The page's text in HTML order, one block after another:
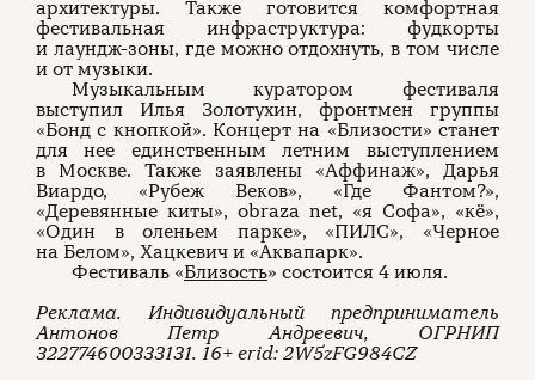
архитектуры. Также готовится комфортная
фестивальная инфраструктура: фудкорты
и лаундж-зоны, где можно отдохнуть, в том числе
и от музыки.
Музыкальным куратором фестиваля
выступил Илья Золотухин, фронтмен группы
«Бонд с кнопкой». Концерт на «Близости» станет
для нее единственным летним выступлением
в Москве. Также заявлены «Аффинаж», Дарья
Виардо, «Рубеж Веков», «Где Фантом?»,
«Деревянные киты», obraza net, «я Софа», «кё»,
«Один в оленьем парке», «ПИЛС», «Черное
на Белом», Хацкевич и «Аквапарк».
Фестиваль «Близость» состоится 4 июля.
Реклама. Индивидуальный предприниматель
Антонов Петр Андреевич, ОГРНИП
322774600333131. 16+ erid: 2W5zFG984CZ